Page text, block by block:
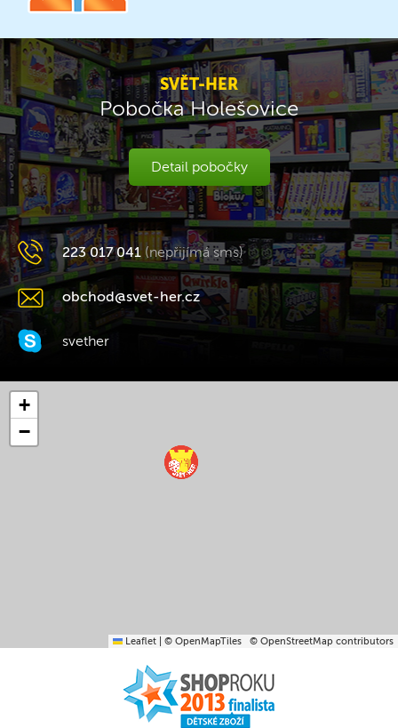
SVĚT-HER
Pobočka Holešovice
Detail pobočky
223 017 041 (nepřijímá sms)
obchod@svet-her.cz
svether
+
−
Leaflet © OpenMapTiles © OpenStreetMap contributors